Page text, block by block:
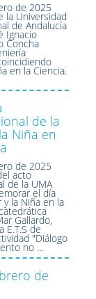
de 2025
la Universidad
de Andalucía
Ignacio
Concha
en la Ciencia.
de la
Niña en
de 2025
acto
de la UMA
el día
la Niña en la
Gallardo,
E.T.S de
"Diálogo
no …
de